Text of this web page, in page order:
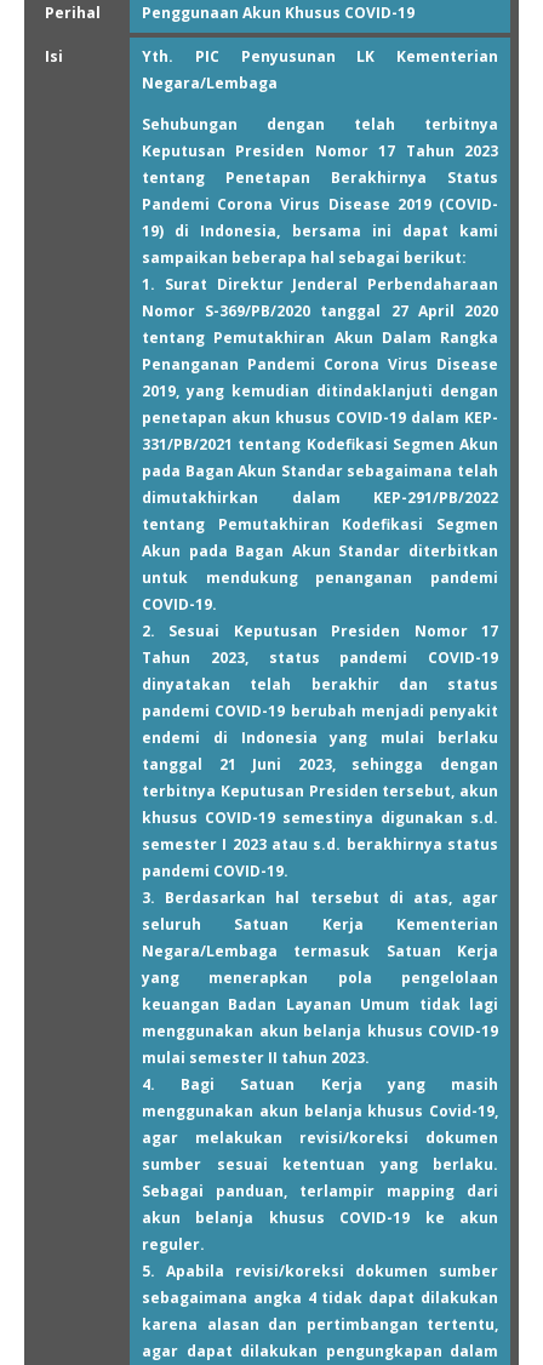
Perihal Penggunaan Akun Khusus COVID-19
Isi
Yth. PIC Penyusunan LK Kementerian
Negara/Lembaga
Sehubungan dengan telah terbitnya
Keputusan Presiden Nomor 17 Tahun 2023
tentang Penetapan Berakhirnya Status
Pandemi Corona Virus Disease 2019 (COVID-
19) di Indonesia, bersama ini dapat kami
sampaikan beberapa hal sebagai berikut:
1. Surat Direktur Jenderal Perbendaharaan
Nomor S-369/PB/2020 tanggal 27 April 2020
tentang Pemutakhiran Akun Dalam Rangka
Penanganan Pandemi Corona Virus Disease
2019, yang kemudian ditindaklanjuti dengan
penetapan akun khusus COVID-19 dalam KEP-
331/PB/2021 tentang Kodefikasi Segmen Akun
pada Bagan Akun Standar sebagaimana telah
dimutakhirkan dalam KEP-291/PB/2022
tentang Pemutakhiran Kodefikasi Segmen
Akun pada Bagan Akun Standar diterbitkan
untuk mendukung penanganan pandemi
COVID-19.
2. Sesuai Keputusan Presiden Nomor 17
Tahun 2023, status pandemi COVID-19
dinyatakan telah berakhir dan status
pandemi COVID-19 berubah menjadi penyakit
endemi di Indonesia yang mulai berlaku
tanggal 21 Juni 2023, sehingga dengan
terbitnya Keputusan Presiden tersebut, akun
khusus COVID-19 semestinya digunakan s.d.
semester I 2023 atau s.d. berakhirnya status
pandemi COVID-19.
3. Berdasarkan hal tersebut di atas, agar
seluruh Satuan Kerja Kementerian
Negara/Lembaga termasuk Satuan Kerja
yang menerapkan pola pengelolaan
keuangan Badan Layanan Umum tidak lagi
menggunakan akun belanja khusus COVID-19
mulai semester II tahun 2023.
4. Bagi Satuan Kerja yang masih
menggunakan akun belanja khusus Covid-19,
agar melakukan revisi/koreksi dokumen
sumber sesuai ketentuan yang berlaku.
Sebagai panduan, terlampir mapping dari
akun belanja khusus COVID-19 ke akun
reguler.
5. Apabila revisi/koreksi dokumen sumber
sebagaimana angka 4 tidak dapat dilakukan
karena alasan dan pertimbangan tertentu,
agar dapat dilakukan pengungkapan dalam